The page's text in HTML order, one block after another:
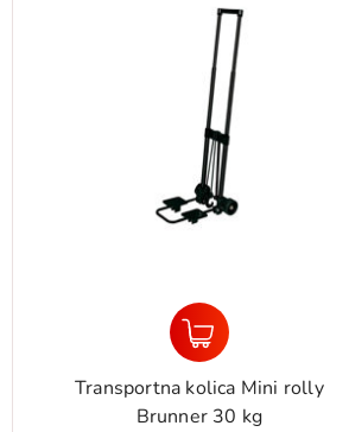
Autić VW Bus Samba Press & Go 15
cm